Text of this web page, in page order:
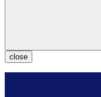
close